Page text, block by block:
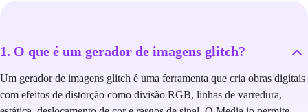
1. O que é um gerador de imagens glitch?
Um gerador de imagens glitch é uma ferramenta que cria obras digitais
com efeitos de distorção como divisão RGB, linhas de varredura,